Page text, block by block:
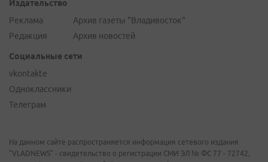
Издательство
Реклама
Редакция
Архив газеты "Владивосток"
Архив новостей
Социальные сети
vkontakte
Одноклассники
Телеграм
На данном сайте распространяется информация сетевого издания
"VLADNEWS" - свидетельство о регистрации СМИ ЭЛ № ФС 77 - 72742,